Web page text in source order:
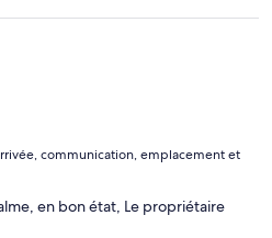
communication, emplacement et
en bon état, Le propriétaire